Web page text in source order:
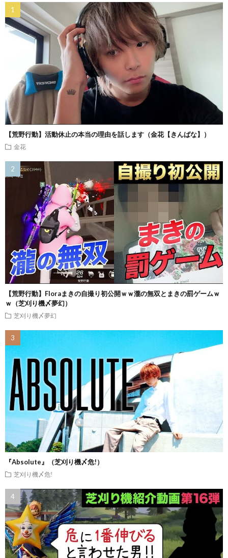
【荒野行動】活動休止の本当の理由を話します（金花【きんばな】）
金花
【荒野行動】Floraまきの自撮り初公開ｗｗ瀧の無双とまきの罰ゲームｗ
ｗ（芝刈り機〆夢幻）
芝刈り機〆夢幻
『Absolute』（芝刈り機〆危!）
芝刈り機〆危!